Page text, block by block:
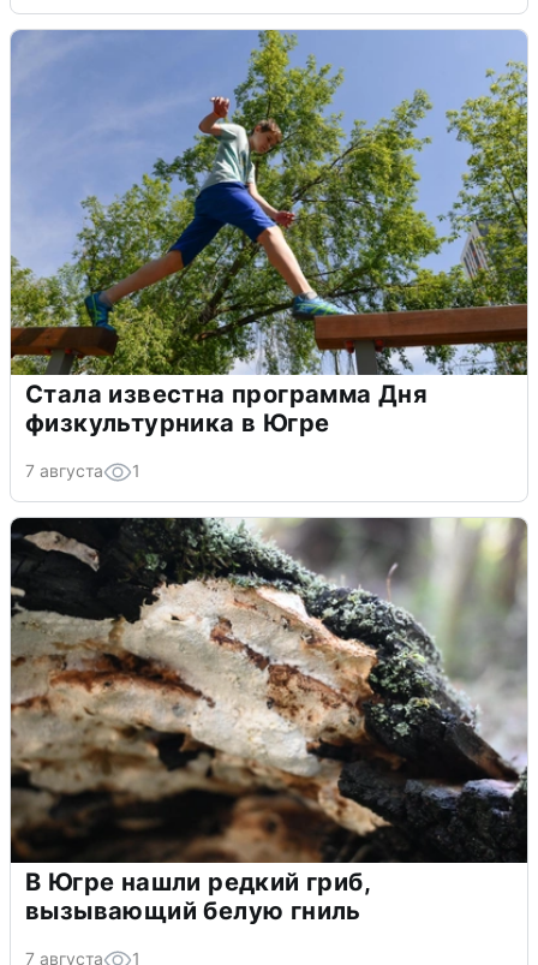
Стала известна программа Дня
физкультурника в Югре
7 августа 1
В Югре нашли редкий гриб,
вызывающий белую гниль
7 августа 1